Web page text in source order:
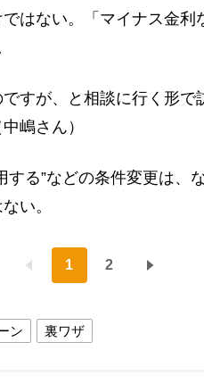
はない。「マイナス金利
ですが、と相談に行く形
嶋さん）
する”などの条件変更は、
い。
1 2
ン 裏ワザ